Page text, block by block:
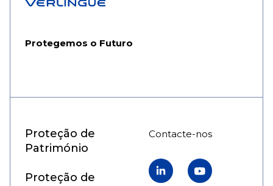
Protegemos o Futuro
Proteção de
Património
Proteção de
Contacte-nos
Linkedin YouTube